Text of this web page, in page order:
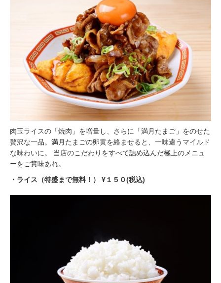
⾁⽟ライスの「焼⾁」を増量し、さらに「満⽉たまご」をのせた
贅沢な⼀品。満⽉たまごの卵⻩を絡ませると、⼀味違うマイルド
な味わいに。 当店のこだわりをすべて詰め込んだ極上のメニュ
ーをご賞味あれ。
・ライス（特盛まで無料！） ¥１５０(税込)